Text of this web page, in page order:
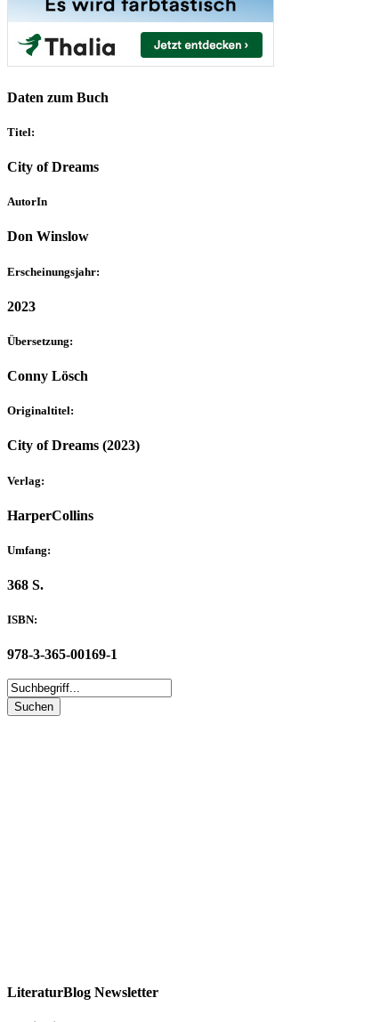
Daten zum Buch
Titel:
City of Dreams
AutorIn
Don Winslow
Erscheinungsjahr:
2023
Übersetzung:
Conny Lösch
Originaltitel:
City of Dreams (2023)
Verlag:
HarperCollins
Umfang:
368 S.
ISBN:
978-3-365-00169-1
LiteraturBlog Newsletter